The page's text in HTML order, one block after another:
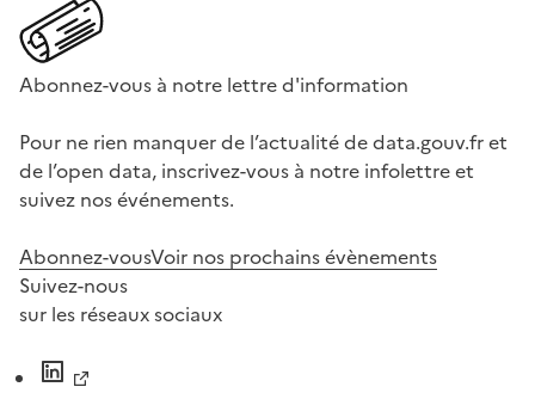
Abonnez-vous à notre lettre d'information
Pour ne rien manquer de l’actualité de data.gouv.fr et
de l’open data, inscrivez-vous à notre infolettre et
suivez nos événements.
Abonnez-vousVoir nos prochains évènements
Suivez-nous
sur les réseaux sociaux